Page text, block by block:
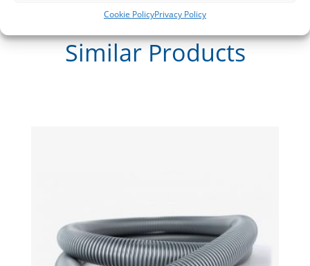
Cookie PolicyPrivacy Policy
SimilarProducts